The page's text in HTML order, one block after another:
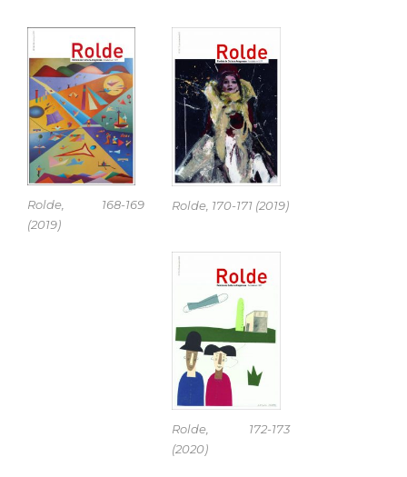
Rolde, 168-169
(2019)
Rolde, 170-171 (2019)
Rolde, 172-173
(2020)